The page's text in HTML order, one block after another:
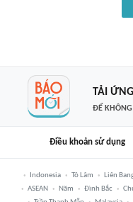
TẢI
ĐỂ KHÔNG
Điều khoản sử dụng
Indonesia Tô Lâm Liên
ASEAN
Năm Đình Bắc